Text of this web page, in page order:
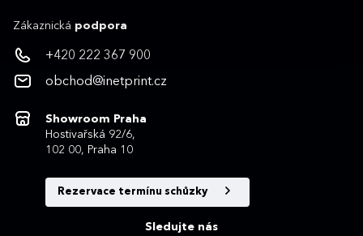
Zákaznická podpora
+420 222 367 900
obchod@inetprint.cz
Showroom Praha
Hostivařská 92/6,
102 00, Praha 10
Rezervace termínu schůzky
Sledujte nás